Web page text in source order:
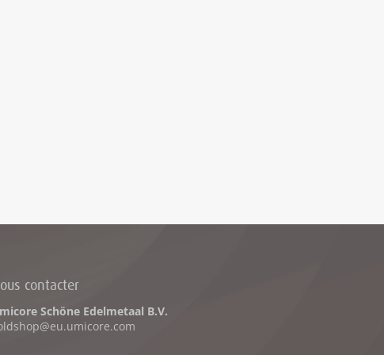
contacter
Schöne Edelmetaal B.V.